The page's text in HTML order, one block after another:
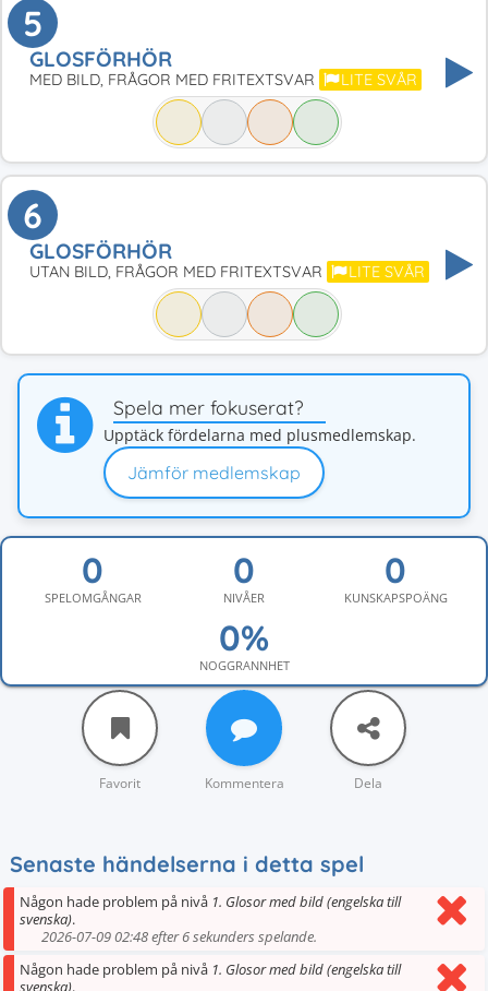
5
GLOSFÖRHÖR
MED BILD, FRÅGOR MED FRITEXTSVAR LITE SVÅR
6
GLOSFÖRHÖR
UTAN BILD, FRÅGOR MED FRITEXTSVAR LITE SVÅR
Spela mer fokuserat?
Upptäck fördelarna med plusmedlemskap.
Jämför medlemskap
SPELOMGÅNGAR NIVÅER KUNSKAPSPOÄNG
NOGGRANNHET
Favorit Kommentera Dela
Senaste händelserna i detta spel
Någon hade problem på nivå 1. Glosor med bild (engelska till
svenska).
2026-07-09 02:48 efter 6 sekunders spelande.
Någon hade problem på nivå 1. Glosor med bild (engelska till
svenska).